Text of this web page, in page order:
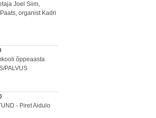
Joel Siim,
organist Kadri
õppeaasta
PALVUS
- Piret Aidulo